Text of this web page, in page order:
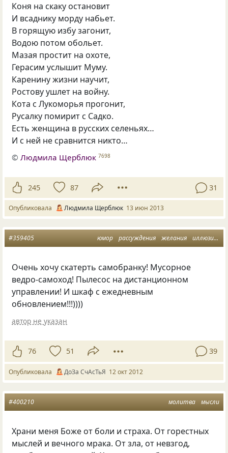
Коня на скаку остановит
И всаднику морду набьет.
В горящую избу загонит,
Водою потом обольет.
Мазая простит на охоте,
Герасим услышит Муму.
Каренину жизни научит,
Ростову ушлет на войну.
Кота с Лукоморья прогонит,
Русалку помирит с Садко.
Есть женщина в русских селеньях…
И с ней не сравнится никто…
©Людмила Щерблюк 7698
245 87 31
Опубликовала Людмила Щерблюк 13 июн 2013
юмор рассуждения желания иллюзии
#359405
Очень хочу скатерть самобранку! Мусорное
ведро-самоход! Пылесос на дистанционном
управлении! И шкаф с ежедневным
обновлением!!!))))
автор не указан
76 51 39
Опубликовала ДоЗа СчАсТьЯ 12 окт 2012
молитва мысли
#400210
Храни меня Боже от боли и страха. От горестных
мыслей и вечного мрака. От зла, от невзгод,